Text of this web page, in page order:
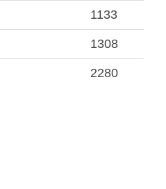
1133
1308
2280